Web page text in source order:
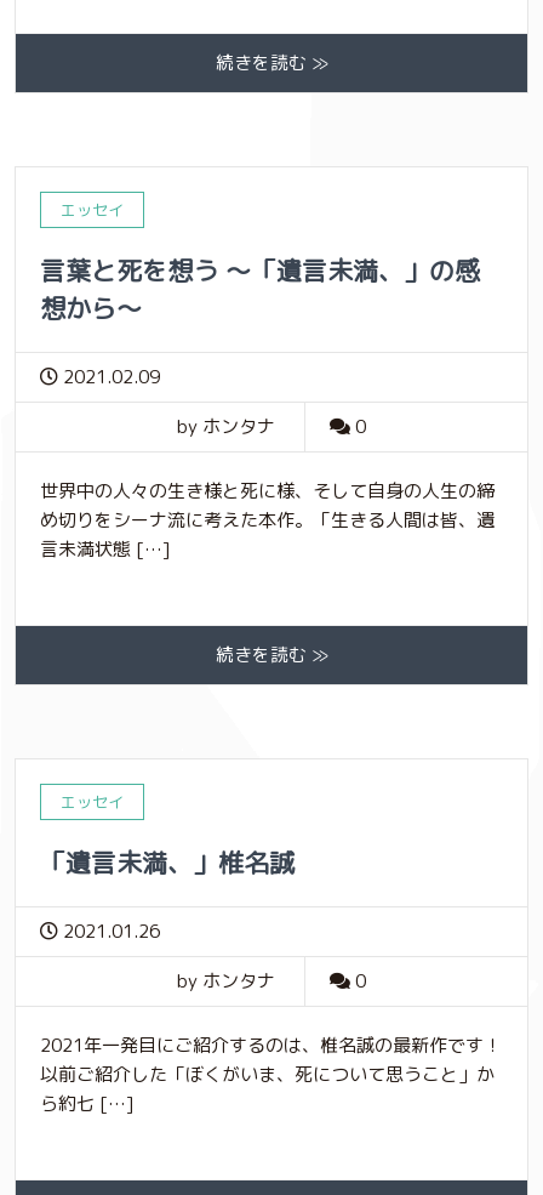
続きを読む ≫
エッセイ
言葉と死を想う 〜「遺言未満、」の感
想から〜
2021.02.09
by ホンタナ
0
世界中の人々の生き様と死に様、そして自身の人生の締
め切りをシーナ流に考えた本作。「生きる人間は皆、遺
言未満状態 […]
続きを読む ≫
エッセイ
「遺言未満、」椎名誠
2021.01.26
by ホンタナ
0
2021年一発目にご紹介するのは、椎名誠の最新作です！
以前ご紹介した「ぼくがいま、死について思うこと」か
ら約七 […]